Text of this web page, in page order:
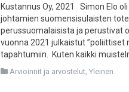
Kustannus Oy, 2021 Simon Elo
johtamien suomensisulaisten
perussuomalaisista ja perustivat
vuonna 2021 julkaistut
tapahtumiin. Kuten kaikki
Arvioinnit ja arvostelut,Yleinen